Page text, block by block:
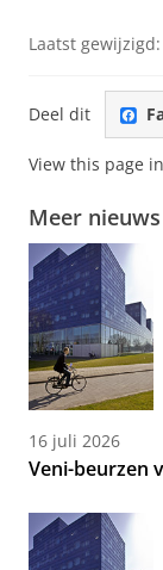
Laatst gewijzigd:
Deel dit
View this page
Meer nieuws
16 juli 2026
Veni-beurzen